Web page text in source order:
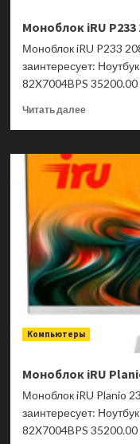
Моноблок iRU P233
Моноблок iRU P233
заинтересует:
82X7004BPS 35200.00
Читать далееПрочитать
Моноблок
iRU
P233
2087708
Компьютеры
Моноблок iRU
Моноблок iRU Planio
заинтересует:
82X7004BPS 35200.00